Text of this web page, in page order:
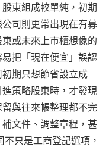
東組成較單純，初期
司則更常出現在有募
或未來上市櫃想像的
把「現在便宜」誤認
期只想節省設立成
策略股東時，才發現
與往來帳整理都不完
文件、調整章程，甚
只是工商登記選項，